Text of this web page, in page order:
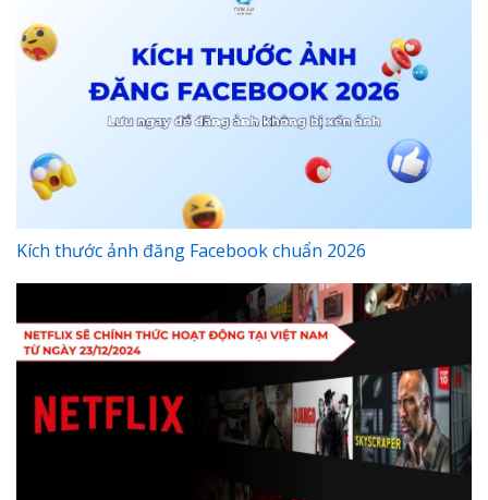
Kích thước ảnh đăng Facebook chuẩn 2026